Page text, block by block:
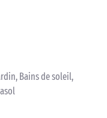
Bains de soleil,